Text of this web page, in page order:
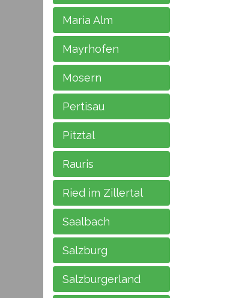
Maria Alm
Mayrhofen
Mosern
Pertisau
Pitztal
Rauris
Ried im Zillertal
Saalbach
Salzburg
Salzburgerland